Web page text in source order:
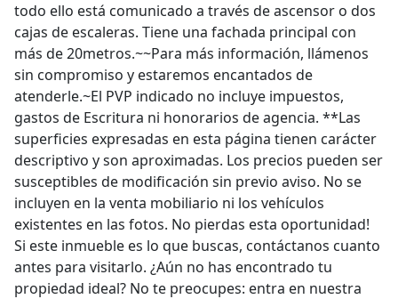
todo ello está comunicado a través de ascensor o dos
cajas de escaleras. Tiene una fachada principal con
más de 20metros.~~Para más información, llámenos
sin compromiso y estaremos encantados de
atenderle.~El PVP indicado no incluye impuestos,
gastos de Escritura ni honorarios de agencia. **Las
superficies expresadas en esta página tienen carácter
descriptivo y son aproximadas. Los precios pueden ser
susceptibles de modificación sin previo aviso. No se
incluyen en la venta mobiliario ni los vehículos
existentes en las fotos. No pierdas esta oportunidad!
Si este inmueble es lo que buscas, contáctanos cuanto
antes para visitarlo. ¿Aún no has encontrado tu
propiedad ideal? No te preocupes: entra en nuestra